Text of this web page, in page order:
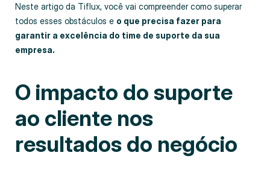
Neste artigo da Tiflux, você vai compreender como superar
todos esses obstáculos e o que precisa fazer para
garantir a excelência do time de suporte da sua
empresa.
O impacto do suporte
ao cliente nos
resultados do negócio